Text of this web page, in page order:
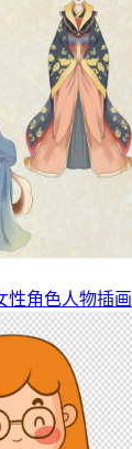
性角色人物插画